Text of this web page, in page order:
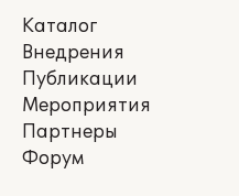
Каталог
Внедрения
Публикации
Мероприятия
Партнеры
Форум